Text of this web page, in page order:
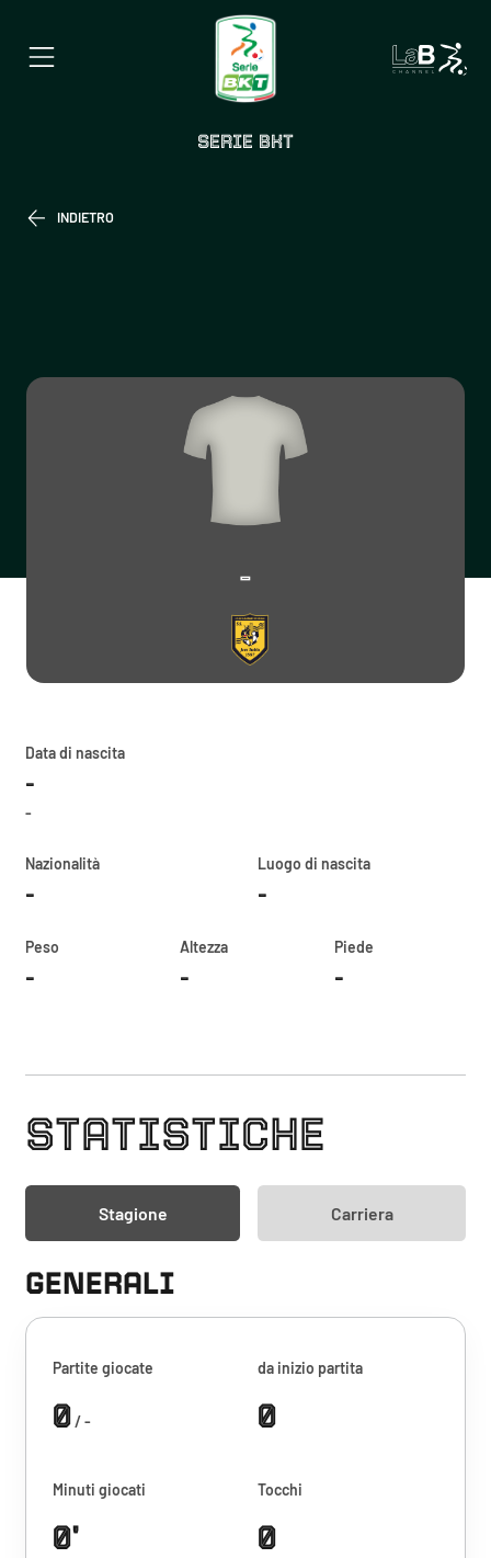
SERIE BKT
INDIETRO
-
Data di nascita
-
-
Nazionalità
-
Luogo di nascita
-
Peso
-
Altezza
-
Piede
-
STATISTICHE
Stagione Carriera
GENERALI
Partite giocate
0/ -
da inizio partita
0
Minuti giocati
0'
Tocchi
0